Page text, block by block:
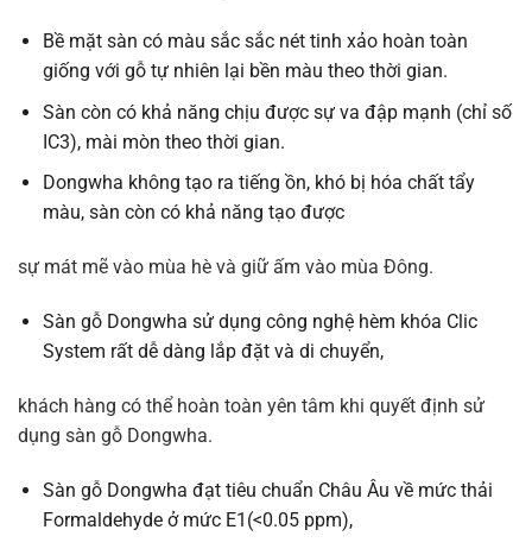
Bề mặt sàn có màu sắc sắc nét tinh xảo hoàn toàn
giống với gỗ tự nhiên lại bền màu theo thời gian.
Sàn còn có khả năng chịu được sự va đập mạnh (chỉ số
IC3), mài mòn theo thời gian.
Dongwha không tạo ra tiếng ồn, khó bị hóa chất tẩy
màu, sàn còn có khả năng tạo được
sự mát mẽ vào mùa hè và giữ ấm vào mùa Đông.
Sàn gỗ Dongwha sử dụng công nghệ hèm khóa Clic
System rất dễ dàng lắp đặt và di chuyển,
khách hàng có thể hoàn toàn yên tâm khi quyết định sử
dụng sàn gỗ Dongwha.
Sàn gỗ Dongwha đạt tiêu chuẩn Châu Âu về mức thải
Formaldehyde ở mức E1(<0.05 ppm),